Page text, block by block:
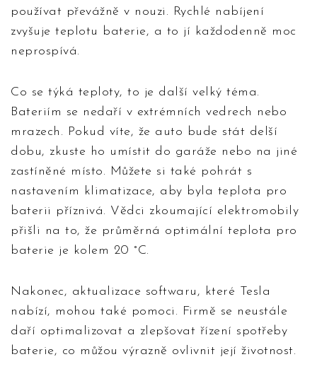
používat převážně v nouzi. Rychlé nabíjení
zvyšuje teplotu baterie, a to jí každodenně moc
neprospívá.
Co se týká teploty, to je další velký téma.
Bateriím se nedaří v extrémních vedrech nebo
mrazech. Pokud víte, že auto bude stát delší
dobu, zkuste ho umístit do garáže nebo na jiné
zastíněné místo. Můžete si také pohrát s
nastavením klimatizace, aby byla teplota pro
baterii příznivá. Vědci zkoumající elektromobily
přišli na to, že průměrná optimální teplota pro
baterie je kolem 20 °C.
Nakonec, aktualizace softwaru, které Tesla
nabízí, mohou také pomoci. Firmě se neustále
daří optima­lizovat a zlepšovat řízení spotřeby
baterie, co můžou výrazně ovlivnit její životnost.